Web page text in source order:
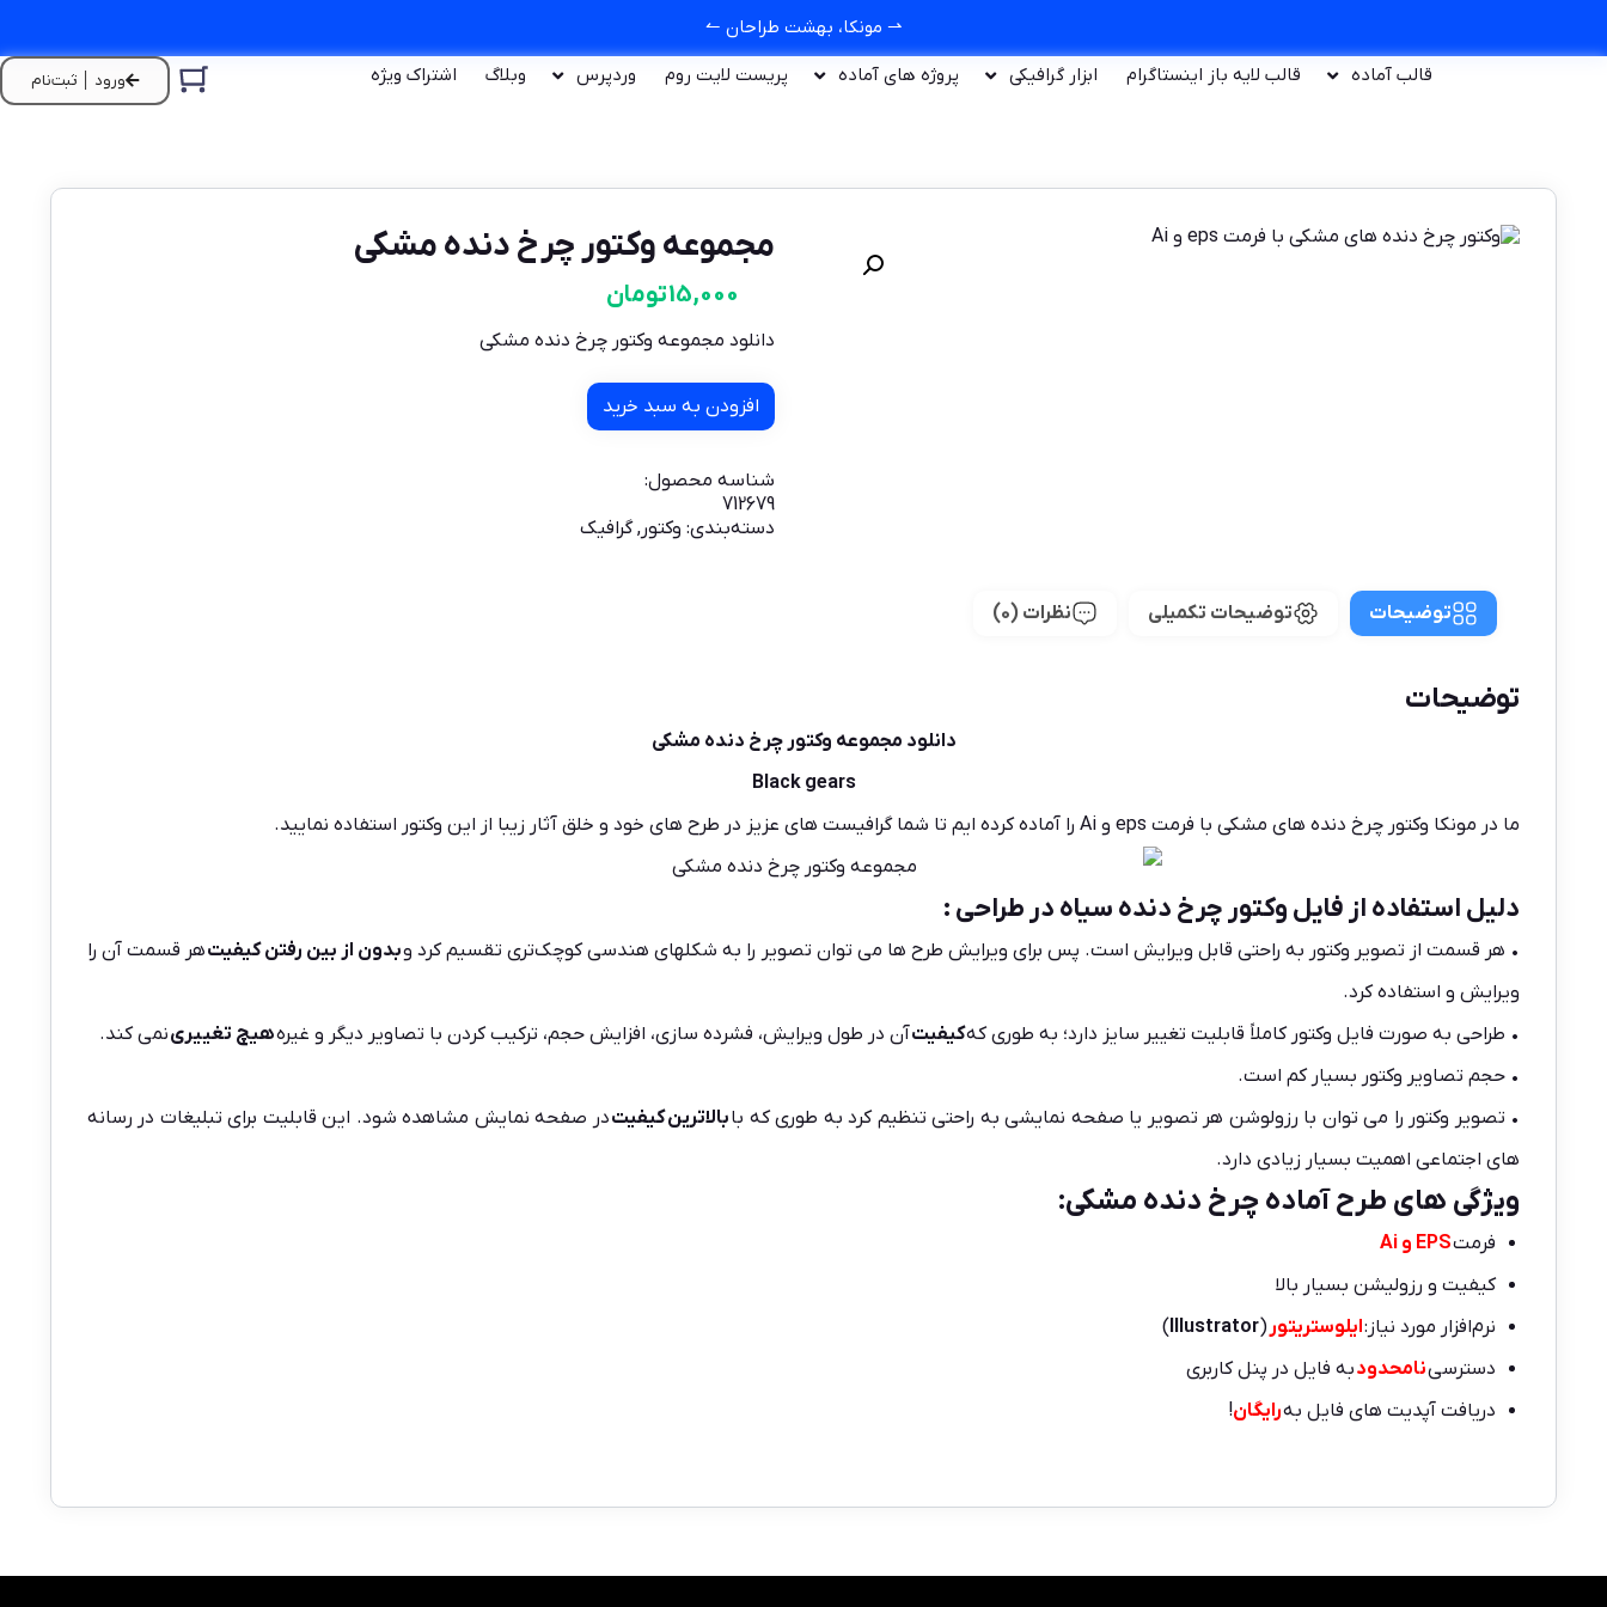
⇀ مونکا، بهشت طراحان ↼
قالب آماده
قالب لایه باز اینستاگرام ابزار گرافیکی پروژه های آماده پریست لایت روم وردپرس وبلاگ اشتراک ویژه ورود │ ثبت‌نام
مجموعه وکتور چرخ دنده مشکی
15,000تومان
دانلود مجموعه وکتور چرخ دنده مشکی
افزودن به سبد خرید
شناسه محصول:
712679
دسته‌بندی: وکتور,گرافیک
توضیحات توضیحات تکمیلی نظرات (0)
توضیحات
دانلود مجموعه وکتور چرخ دنده مشکی
Black gears
ما در مونکا وکتور چرخ دنده های مشکی با فرمت eps و Ai را آماده کرده ایم تا شما گرافیست های عزیز در طرح های خود و خلق آثار زیبا از این وکتور استفاده نمایید.
دلیل استفاده از فایل وکتور چرخ دنده سیاه در طراحی :
• هر قسمت از تصویر وکتور به راحتی قابل ویرایش است. پس برای ویرایش طرح ها می توان تصویر را به شکلهای هندسی کوچک‌تری تقسیم کرد وبدون از بین رفتن کیفیتهر قسمت آن را
ویرایش و استفاده کرد.
• طراحی به صورت فایل وکتور کاملاً قابلیت تغییر سایز دارد؛ به طوری کهکیفیتآن در طول ویرایش، فشرده سازی، افزایش حجم، ترکیب کردن با تصاویر دیگر و غیرههیچ تغییرینمی کند.
• حجم تصاویر وکتور بسیار کم است.
• تصویر وکتور را می توان با رزولوشن هر تصویر یا صفحه نمایشی به راحتی تنظیم کرد به طوری که بابالاترینکیفیتدر صفحه نمایش مشاهده شود. این قابلیت برای تبلیغات در رسانه
های اجتماعی اهمیت بسیار زیادی دارد.
ویژگی های طرح آماده چرخ دنده مشکی:
فرمتEPS و Ai
کیفیت و رزولیشن بسیار بالا
نرم‌افزار مورد نیاز:ایلوستریتور (
Illustrator
)
دسترسینامحدودبه فایل در پنل کاربری
دریافت آپدیت های فایل بهرایگان!